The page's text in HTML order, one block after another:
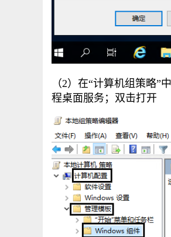
（2） 在“计算机组策略”
程桌面服务；双击打开